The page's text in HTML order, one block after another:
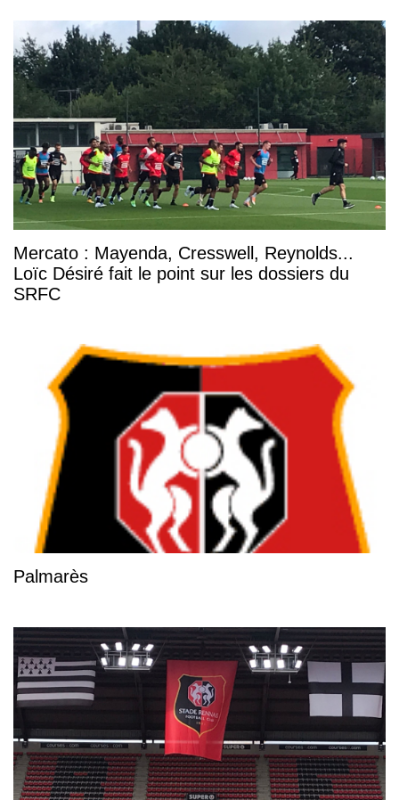
Mercato : Mayenda, Cresswell, Reynolds...
Loïc Désiré fait le point sur les dossiers du
SRFC
Palmarès